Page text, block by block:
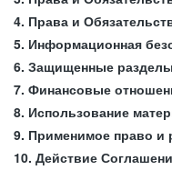
4. Права и
5. Информационная
6. Защищенные
7. Финансовые
8. Использование
9. Применимое право и
10. Действие